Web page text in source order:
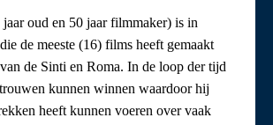
oud en 50 jaar filmmaker) is in
de meeste (16) films heeft gemaakt
de Sinti en Roma. In de loop der tijd
kunnen winnen waardoor hij
heeft kunnen voeren over vaak